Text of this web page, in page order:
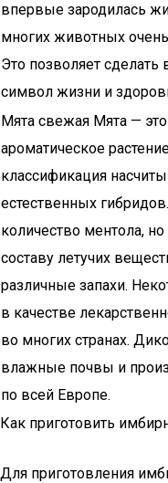
впервые зародилась
многих животных
Это позволяет сделать
символ жизни и
Мята свежая Мята —
ароматическое
классификация
естественных
количество ментола,
составу летучих
различные запахи.
в качестве
во многих странах.
влажные почвы и
по всей Европе.
Как приготовить
Для приготовления